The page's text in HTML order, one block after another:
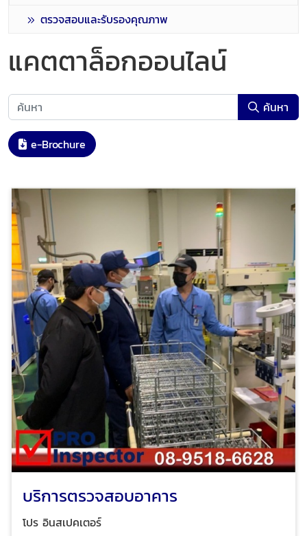
ตรวจสอบและรับรองคุณภาพ
แคตตาล็อกออนไลน์
ค้นหา
e-Brochure
บริการตรวจสอบอาคาร
โปร อินสเปคเตอร์